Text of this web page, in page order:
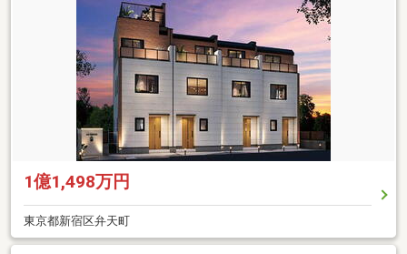
1億1,498万円
東京都新宿区弁天町